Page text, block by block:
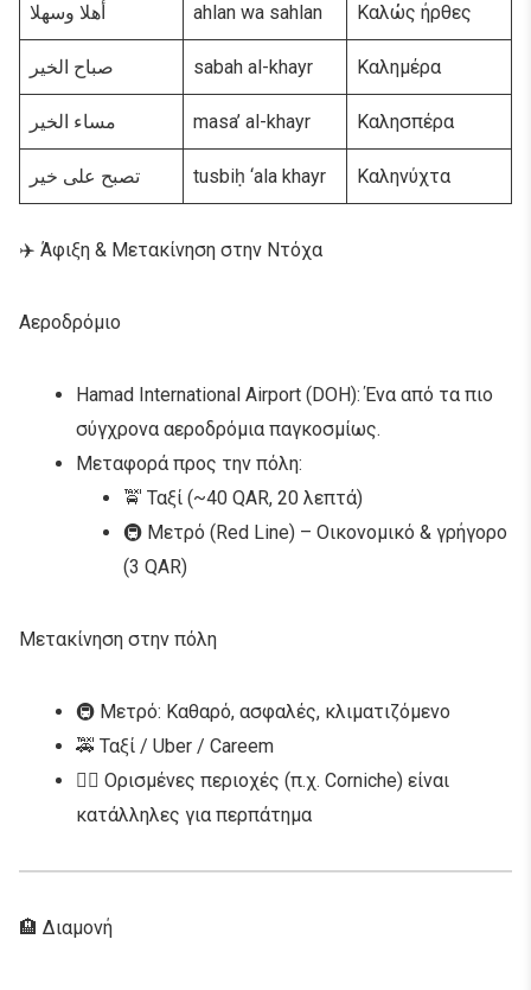
أهلا وسهلا ahlan wa sahlan Καλώς ήρθες
صباح الخير sabah al-khayr Καλημέρα
مساء الخير masa’ al-khayr Καλησπέρα
تصبح على خير tusbiḥ ‘ala khayr Καληνύχτα
✈️ Άφιξη & Μετακίνηση στην Ντόχα
Αεροδρόμιο
Hamad International Airport (DOH): Ένα από τα πιο
σύγχρονα αεροδρόμια παγκοσμίως.
Μεταφορά προς την πόλη:
🚖 Ταξί (~40 QAR, 20 λεπτά)
🚇 Μετρό (Red Line) – Οικονομικό & γρήγορο
(3 QAR)
Μετακίνηση στην πόλη
🚇 Μετρό: Καθαρό, ασφαλές, κλιματιζόμενο
🚕 Ταξί / Uber / Careem
🚶‍♂️ Ορισμένες περιοχές (π.χ. Corniche) είναι
κατάλληλες για περπάτημα
🏨 Διαμονή